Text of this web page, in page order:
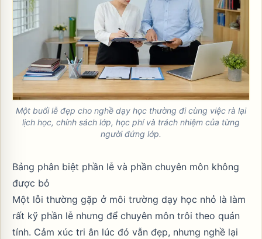
Một buổi lễ đẹp cho nghề dạy học thường đi cùng việc rà lại
lịch học, chính sách lớp, học phí và trách nhiệm của từng
người đứng lớp.
Bảng phân biệt phần lễ và phần chuyên môn không
được bỏ
Một lỗi thường gặp ở môi trường dạy học nhỏ là làm
rất kỹ phần lễ nhưng để chuyên môn trôi theo quán
tính. Cảm xúc tri ân lúc đó vẫn đẹp, nhưng nghề lại